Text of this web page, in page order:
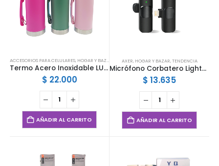
ACCESORIOS PARA CELULARES, HOGAR Y BAZAR
Termo Acero Inoxidable LU-4758
$ 22.000
AÑADIR AL CARRITO
AXER, HOGAR Y BAZAR,TENDENCIA
Micrófono Corbatero Lightning
$ 13.635
AÑADIR AL CARRITO